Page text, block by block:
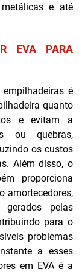
e até
EVA PARA
é
quanto
e evitam a
ou quebras,
os custos
Além disso, o
proporciona
amortecedores,
pelas
para o
problemas
a esses
em EVA é a